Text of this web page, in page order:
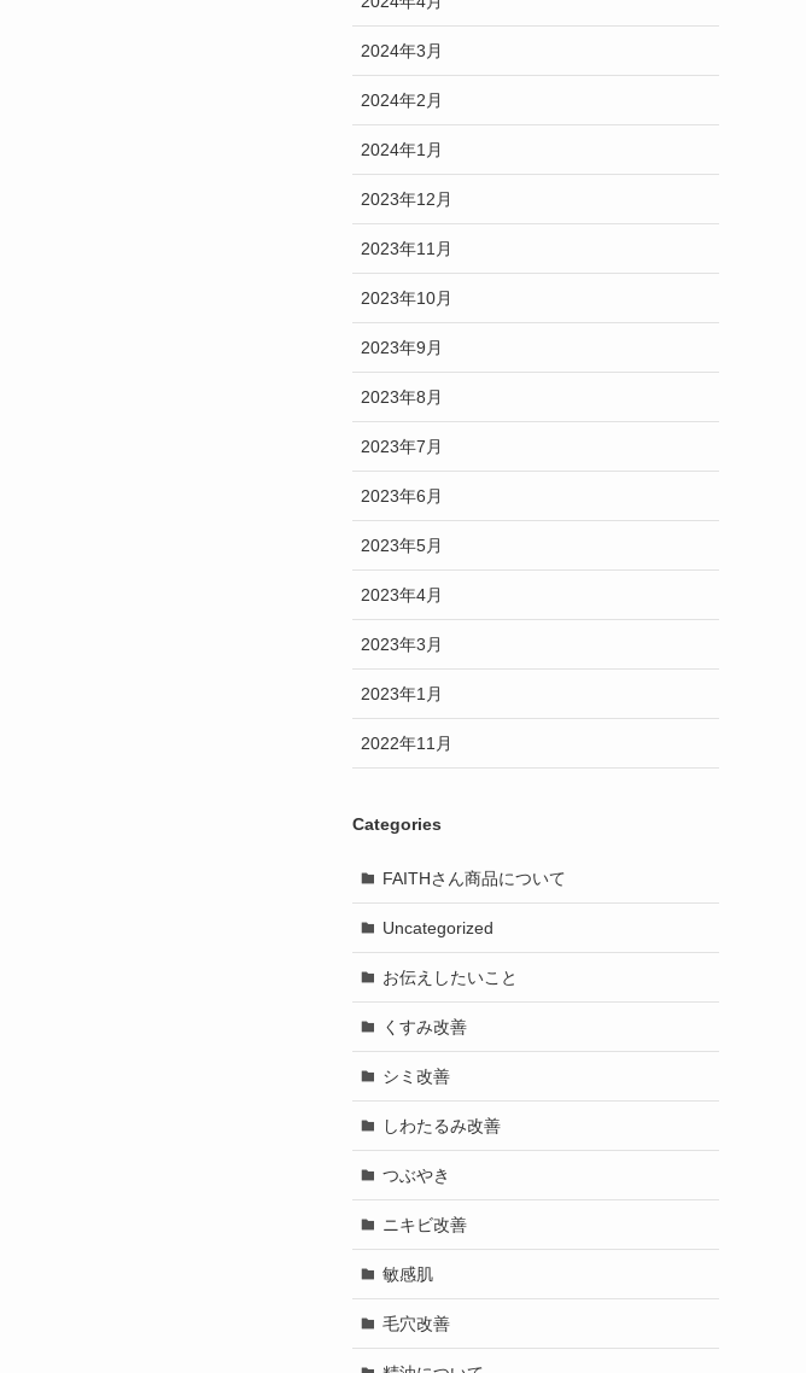
2024年3月
2024年2月
2024年1月
2023年12月
2023年11月
2023年10月
2023年9月
2023年8月
2023年7月
2023年6月
2023年5月
2023年4月
2023年3月
2023年1月
2022年11月
Categories
FAITHさん商品について
Uncategorized
お伝えしたいこと
くすみ改善
シミ改善
しわたるみ改善
つぶやき
ニキビ改善
敏感肌
毛穴改善